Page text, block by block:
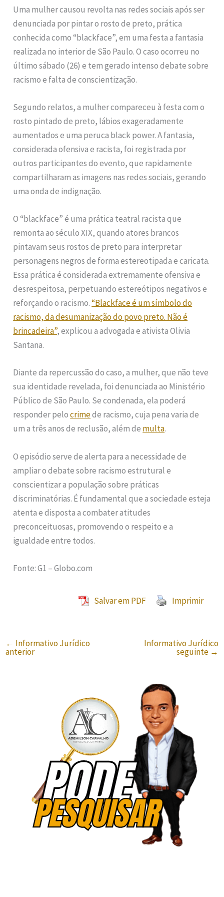
Uma mulher causou revolta nas redes sociais após ser
denunciada por pintar o rosto de preto, prática
conhecida como “blackface”, em uma festa a fantasia
realizada no interior de São Paulo. O caso ocorreu no
último sábado (26) e tem gerado intenso debate sobre
racismo e falta de conscientização.
Segundo relatos, a mulher compareceu à festa com o
rosto pintado de preto, lábios exageradamente
aumentados e uma peruca black power. A fantasia,
considerada ofensiva e racista, foi registrada por
outros participantes do evento, que rapidamente
compartilharam as imagens nas redes sociais, gerando
uma onda de indignação.
O “blackface” é uma prática teatral racista que
remonta ao século XIX, quando atores brancos
pintavam seus rostos de preto para interpretar
personagens negros de forma estereotipada e caricata.
Essa prática é considerada extremamente ofensiva e
desrespeitosa, perpetuando estereótipos negativos e
reforçando o racismo.“Blackface é um símbolo do
racismo, da desumanização do povo preto. Não é
brincadeira”, explicou a advogada e ativista Olivia
Santana.
Diante da repercussão do caso, a mulher, que não teve
sua identidade revelada, foi denunciada ao Ministério
Público de São Paulo. Se condenada, ela poderá
responder pelocrimede racismo, cuja pena varia de
um a três anos de reclusão, além de multa.
O episódio serve de alerta para a necessidade de
ampliar o debate sobre racismo estrutural e
conscientizar a população sobre práticas
discriminatórias. É fundamental que a sociedade esteja
atenta e disposta a combater atitudes
preconceituosas, promovendo o respeito e a
igualdade entre todos.
Fonte: G1 – Globo.com
Salvar em PDF Imprimir
← Informativo Jurídico
anterior
Informativo Jurídico
seguinte →